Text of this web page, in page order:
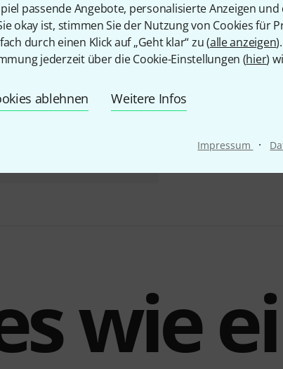
passende Angebote, personalisierte Anzeigen
okay ist, stimmen Sie der Nutzung von Cookies für
durch einen Klick auf „Geht klar“ zu (alle anzeigen).
jederzeit über die Cookie-Einstellungen (hier)
ablehnen Weitere Infos
Impressum ·
USB B-Stock
wie